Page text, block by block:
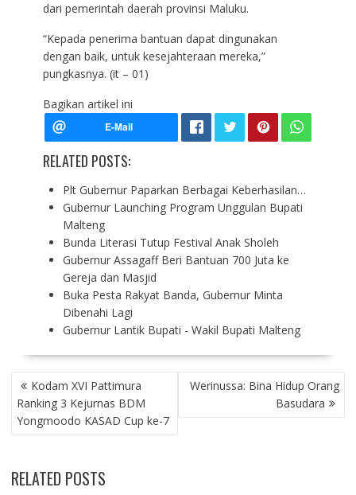
dari pemerintah daerah provinsi Maluku.
“Kepada penerima bantuan dapat dingunakan
dengan baik, untuk kesejahteraan mereka,”
pungkasnya. (it – 01)
Bagikan artikel ini
RELATED POSTS:
Plt Gubernur Paparkan Berbagai Keberhasilan…
​Gubernur Launching Program Unggulan Bupati
Malteng
Bunda Literasi Tutup Festival Anak Sholeh
Gubernur Assagaff Beri Bantuan 700 Juta ke
Gereja dan Masjid
Buka Pesta Rakyat Banda, Gubernur Minta
Dibenahi Lagi
​Gubernur Lantik Bupati - Wakil Bupati Malteng
P
O
S
T
A
V
​Kodam XVI Pattimura
Ranking 3 Kejurnas BDM
Yongmoodo KASAD Cup ke-7
​Werinussa: Bina Hidup Orang
Basudara
RELATED POSTS